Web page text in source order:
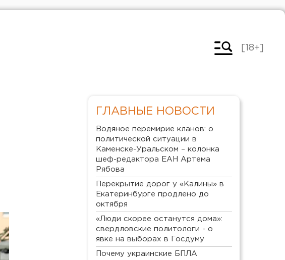
[18+]
ГЛАВНЫЕ НОВОСТИ
Водяное перемирие кланов: о
политической ситуации в
Каменске-Уральском – колонка
шеф-редактора ЕАН Артема
Рябова
Перекрытие дорог у «Калины» в
Екатеринбурге продлено до
октября
«Люди скорее останутся дома»:
свердловские политологи - о
явке на выборах в Госдуму
Почему украинские БПЛА